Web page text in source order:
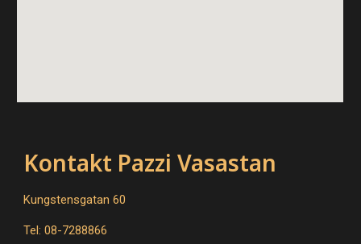
Kontakt Pazzi Vasastan
Kungstensgatan 60
Tel: 08-7288866